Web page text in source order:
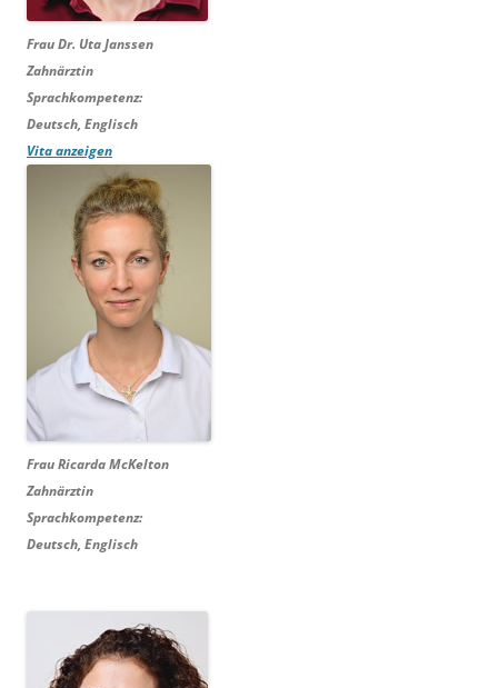
Frau Dr. Uta Janssen
Zahnärztin
Sprachkompetenz:
Deutsch, Englisch
Vita anzeigen
Frau Ricarda McKelton
Zahnärztin
Sprachkompetenz:
Deutsch, Englisch